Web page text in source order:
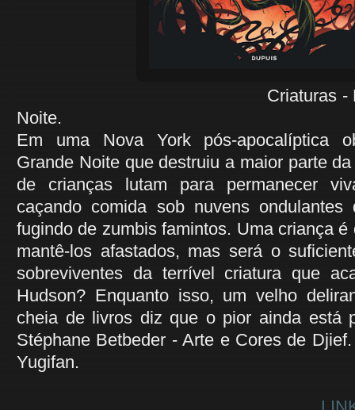
Criaturas - Livro 02 -
Noite.
Em uma Nova York pós-apocalíptica
Grande Noite que destruiu a maior parte
de crianças lutam para permanecer
caçando comida sob nuvens
fugindo de zumbis famintos. Uma criança é
mantê-los afastados, mas será o
sobreviventes da terrível criatura que
Hudson? Enquanto isso, um velho
cheia de livros diz que o pior ainda está
Stéphane Betbeder - Arte e Cores de
Yugifan.